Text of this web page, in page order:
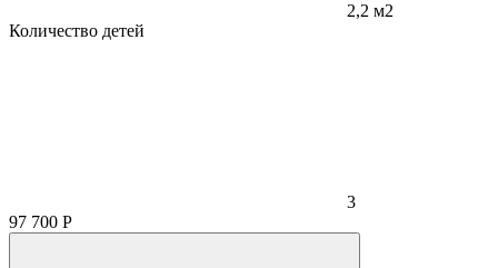
2,2 м2
Количество детей
3
97 700 Р